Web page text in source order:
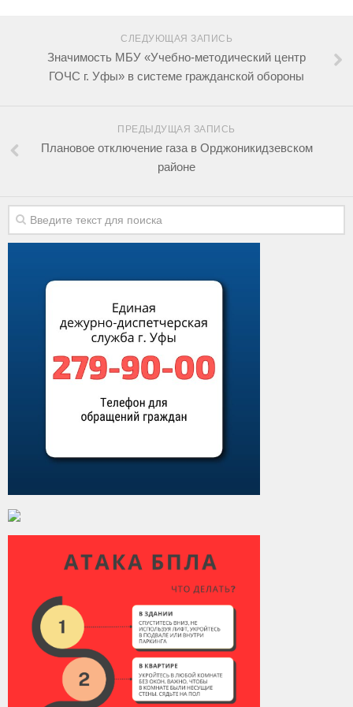
СЛЕДУЮЩАЯ ЗАПИСЬ
Значимость МБУ «Учебно-методический центр
ГОЧС г. Уфы» в системе гражданской обороны
ПРЕДЫДУЩАЯ ЗАПИСЬ
Плановое отключение газа в Орджоникидзевском
районе